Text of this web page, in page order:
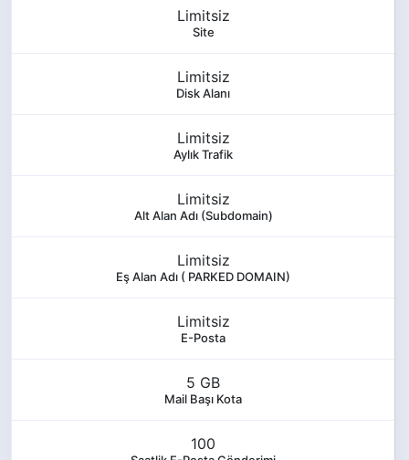
Limitsiz
Site
Limitsiz
Disk Alanı
Limitsiz
Aylık Trafik
Limitsiz
Alt Alan Adı (Subdomain)
Limitsiz
Eş Alan Adı ( PARKED DOMAIN)
Limitsiz
E-Posta
5 GB
Mail Başı Kota
100